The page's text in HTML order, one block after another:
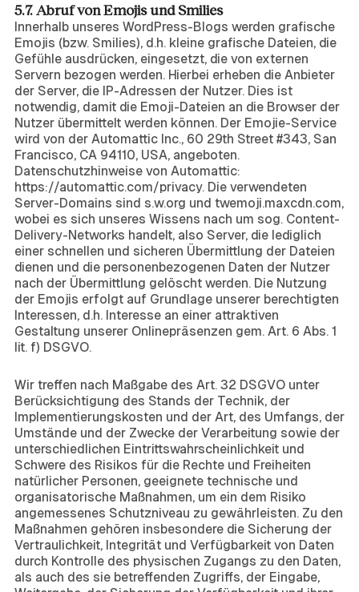
5.7. Abruf von Emojis und Smilies
Innerhalb unseres WordPress-Blogs werden grafische
Emojis (bzw. Smilies), d.h. kleine grafische Dateien, die
Gefühle ausdrücken, eingesetzt, die von externen
Servern bezogen werden. Hierbei erheben die Anbieter
der Server, die IP-Adressen der Nutzer. Dies ist
notwendig, damit die Emoji-Dateien an die Browser der
Nutzer übermittelt werden können. Der Emojie-Service
wird von der Automattic Inc., 60 29th Street #343, San
Francisco, CA 94110, USA, angeboten.
Datenschutzhinweise von Automattic:
https://automattic.com/privacy. Die verwendeten
Server-Domains sind s.w.org und twemoji.maxcdn.com,
wobei es sich unseres Wissens nach um sog. Content-
Delivery-Networks handelt, also Server, die lediglich
einer schnellen und sicheren Übermittlung der Dateien
dienen und die personenbezogenen Daten der Nutzer
nach der Übermittlung gelöscht werden. Die Nutzung
der Emojis erfolgt auf Grundlage unserer berechtigten
Interessen, d.h. Interesse an einer attraktiven
Gestaltung unserer Onlinepräsenzen gem. Art. 6 Abs. 1
lit. f) DSGVO.
Wir treffen nach Maßgabe des Art. 32 DSGVO unter
Berücksichtigung des Stands der Technik, der
Implementierungskosten und der Art, des Umfangs, der
Umstände und der Zwecke der Verarbeitung sowie der
unterschiedlichen Eintrittswahrscheinlichkeit und
Schwere des Risikos für die Rechte und Freiheiten
natürlicher Personen, geeignete technische und
organisatorische Maßnahmen, um ein dem Risiko
angemessenes Schutzniveau zu gewährleisten. Zu den
Maßnahmen gehören insbesondere die Sicherung der
Vertraulichkeit, Integrität und Verfügbarkeit von Daten
durch Kontrolle des physischen Zugangs zu den Daten,
als auch des sie betreffenden Zugriffs, der Eingabe,